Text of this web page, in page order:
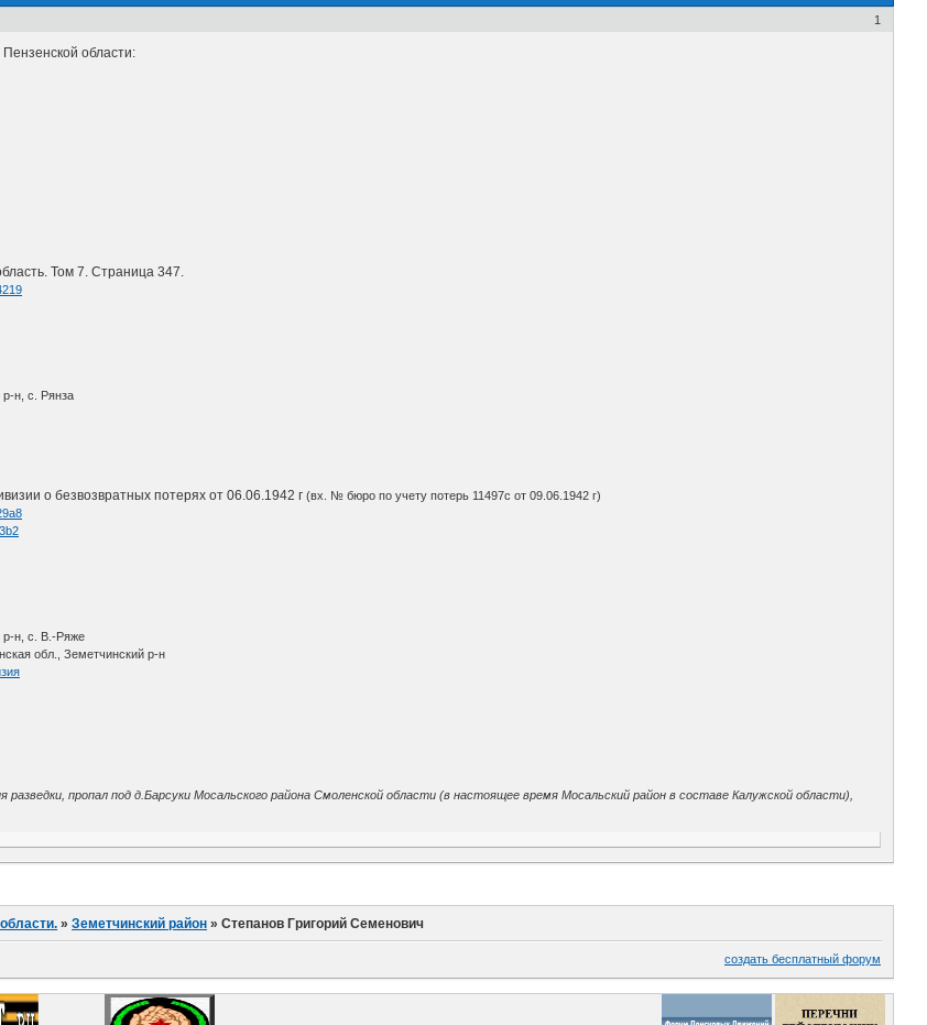
1
области:
Том 7. Страница 347.
н, с. Рянза
о безвозвратных потерях от 06.06.1942 г(вх. № бюро по учету потерь 11497с от 09.06.1942 г)
р-н, с. В.-Ряже
обл., Земетчинский р-н
пропал под д.Барсуки Мосальского района Смоленской области (в настоящее время Мосальский район в составе Калужской области),
»Земетчинский район »Степанов Григорий Семенович
создать бесплатный форум